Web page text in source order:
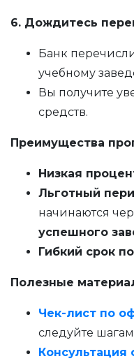
6. Дождитесь
Банк
учебному
Вы получите
средств.
Преимущества
Низкая
Льготный
начинаются
успешного
Гибкий срок
Полезные
Чек-лист по
следуйте
Консультация